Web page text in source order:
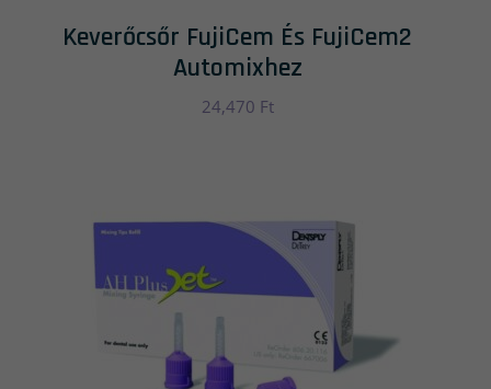
Keverőcsőr FujiCem És FujiCem2
Automixhez
24,470 Ft